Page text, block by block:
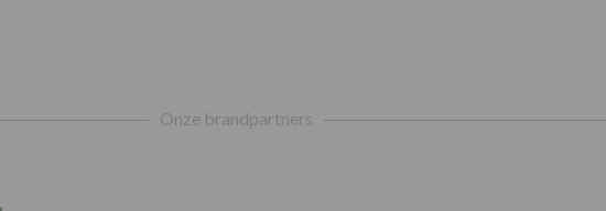
Onze brandpartners